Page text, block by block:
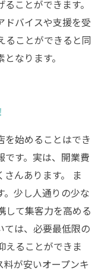
ことができます。
ドバイスや支援を受
ることができると同
なります。
を始めることはでき
す。実は、開業費
んあります。 ま
。少し人通りの少な
して集客力を高める
ては、必要最低限の
えることができま
が安いオープンキ